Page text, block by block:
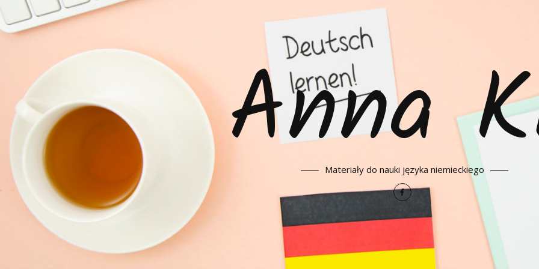
Anna
Materiały do nauki języka niemieckiego